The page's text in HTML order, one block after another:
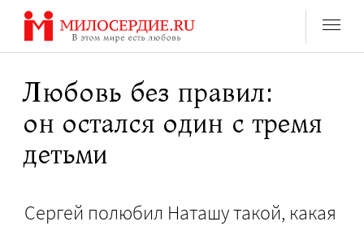
Перейти
содержанию
Любовь без правил:
он остался один с тремя
детьми
Сергей полюбил Наташу такой, какая